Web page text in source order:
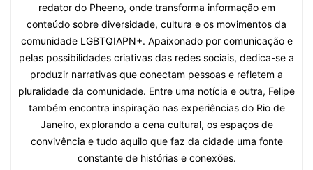
redator do Pheeno, onde transforma informação em
conteúdo sobre diversidade, cultura e os movimentos da
comunidade LGBTQIAPN+. Apaixonado por comunicação e
pelas possibilidades criativas das redes sociais, dedica-se a
produzir narrativas que conectam pessoas e refletem a
pluralidade da comunidade. Entre uma notícia e outra, Felipe
também encontra inspiração nas experiências do Rio de
Janeiro, explorando a cena cultural, os espaços de
convivência e tudo aquilo que faz da cidade uma fonte
constante de histórias e conexões.